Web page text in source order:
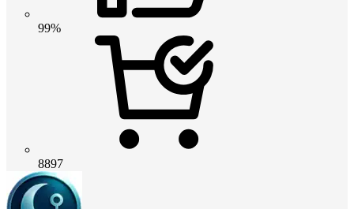
99%
8897